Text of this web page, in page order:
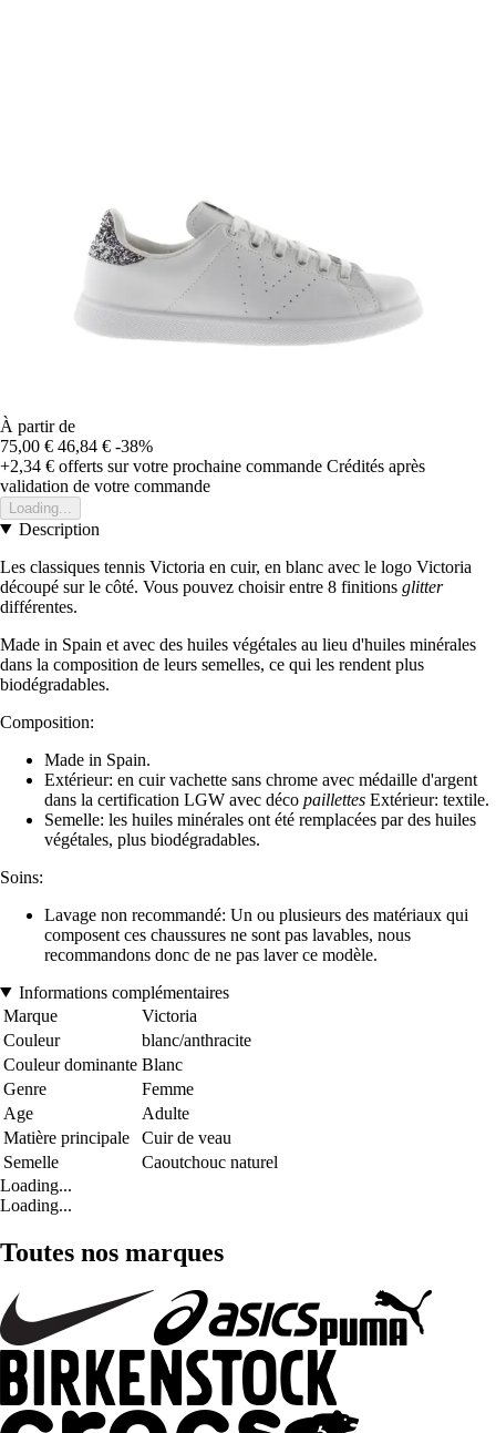
À partir de
75,00 € 46,84 € -38%
+2,34 € offerts sur votre prochaine commande Crédités après
validation de votre commande
Loading...
Description
Les classiques tennis Victoria en cuir, en blanc avec le logo Victoria
découpé sur le côté. Vous pouvez choisir entre 8 finitions glitter
différentes.
Made in Spain et avec des huiles végétales au lieu d'huiles minérales
dans la composition de leurs semelles, ce qui les rendent plus
biodégradables.
Composition:
Made in Spain.
Extérieur: en cuir vachette sans chrome avec médaille d'argent
dans la certification LGW avec déco paillettes Extérieur: textile.
Semelle: les huiles minérales ont été remplacées par des huiles
végétales, plus biodégradables.
Soins:
Lavage non recommandé: Un ou plusieurs des matériaux qui
composent ces chaussures ne sont pas lavables, nous
recommandons donc de ne pas laver ce modèle.
Informations complémentaires
Marque
Victoria
Couleur
blanc/anthracite
Couleur dominante Blanc
Genre
Femme
Age
Adulte
Matière principale
Cuir de veau
Semelle
Caoutchouc naturel
Loading...
Loading...
Toutes nos marques